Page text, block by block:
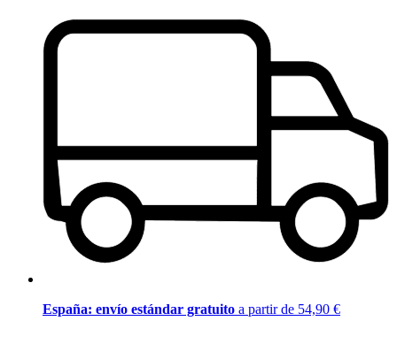
España: envío estándar gratuito a partir de 54,90 €